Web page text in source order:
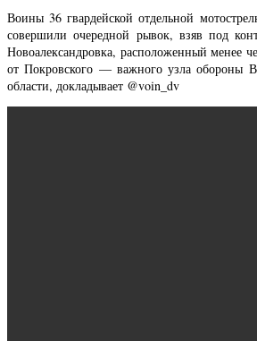
Воины 36 гвардейской отдельной
совершили очередной рывок, взяв под
Новоалександровка, расположенный менее
от Покровского — важного узла обороны
области, докладывает @voin_dv